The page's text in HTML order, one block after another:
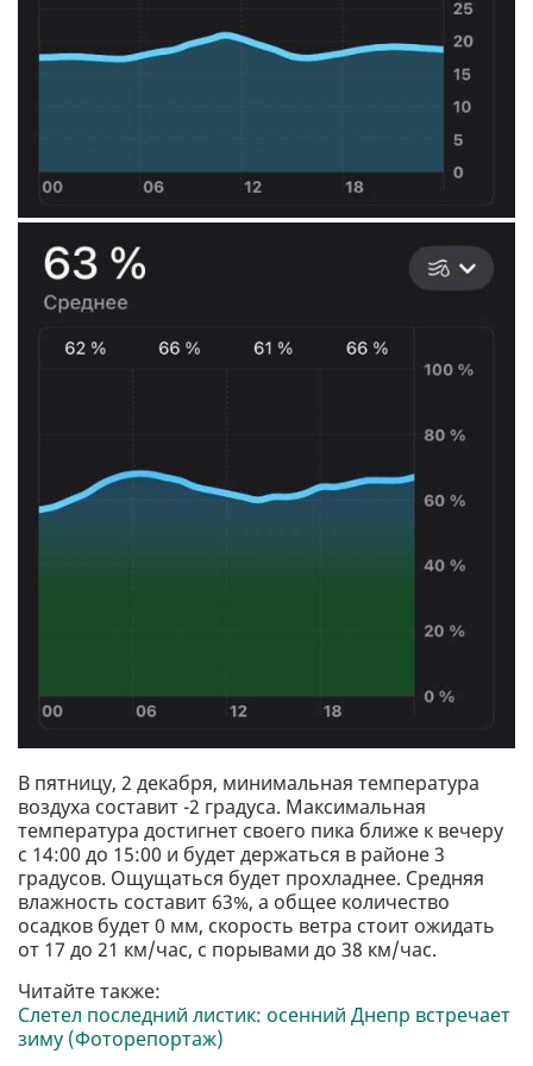
В пятницу, 2 декабря, минимальная температура
воздуха составит -2 градуса. Максимальная
температура достигнет своего пика ближе к вечеру
с 14:00 до 15:00 и будет держаться в районе 3
градусов. Ощущаться будет прохладнее. Средняя
влажность составит 63%, а общее количество
осадков будет 0 мм, скорость ветра стоит ожидать
от 17 до 21 км/час, с порывами до 38 км/час.
Читайте также:
Слетел последний листик: осенний Днепр встречает
зиму (Фоторепортаж)